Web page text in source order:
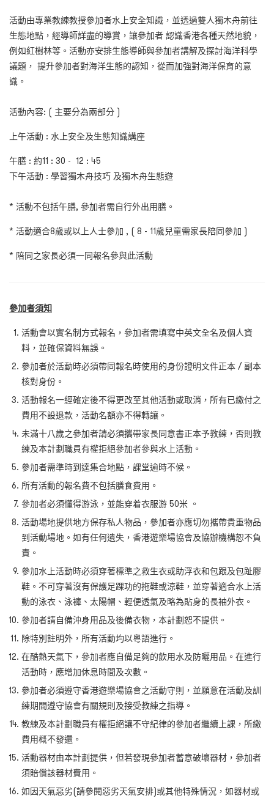
活動由專業教練教授參加者水上安全知識，並透過雙人獨木舟前往
生態地點，經導師詳盡的導賞，讓參加者 認識香港各種天然地貌，
例如紅樹林等。活動亦安排生態導師與參加者講解及探討海洋科學
議題， 提升參加者對海洋生態的認知，從而加強對海洋保育的意
識。
活動內容: ( 主要分為兩部分 )
上午活動 : 水上安全及生態知識講座
午膳 : 約11 : 30 - 12 : 45
下午活動 : 學習獨木舟技巧 及獨木舟生態遊
* 活動不包括午膳, 參加者需自行外出用膳。
* 活動適合8歲或以上人士參加 , ( 8 - 11歲兒童需家長陪同參加 )
* 陪同之家長必須一同報名參與此活動
參加者須知
活動會以實名制方式報名，參加者需填寫中英文全名及個人資
料，並確保資料無誤。
參加者於活動時必須帶同報名時使用的身份證明文件正本 / 副本
核對身份。
活動報名一經確定後不得更改至其他活動或取消，所有已繳付之
費用不設退款，活動名額亦不得轉讓。
未滿十八歲之參加者請必須攜帶家長同意書正本予教練，否則教
練及本計劃職員有權拒絕參加者參與水上活動。
參加者需準時到達集合地點，課堂逾時不候。
所有活動的報名費不包括膳食費用。
參加者必須懂得游泳，並能穿着衣服游 50米 。
活動場地提供地方保存私人物品，參加者亦應切勿攜帶貴重物品
到活動場地。如有任何遺失，香港遊樂場協會及協辦機構恕不負
責。
參加水上活動時必須穿著標準之救生衣或助浮衣和包跟及包趾膠
鞋。不可穿著沒有保護足踝功的拖鞋或涼鞋，並穿著適合水上活
動的泳衣、泳褲、太陽帽、輕便透氣及略為貼身的長袖外衣。
參加者請自備沖身用品及後備衣物，本計劃恕不提供。
除特別註明外，所有活動均以粵語進行。
在酷熱天氣下，參加者應自備足夠的飲用水及防曬用品。在進行
活動時，應增加休息時間及次數。
參加者必須遵守香港遊樂場協會之活動守則，並願意在活動及訓
練期間遵守協會有關規則及接受教練之指導。
教練及本計劃職員有權拒絕讓不守紀律的參加者繼續上課，所繳
費用概不發還。
活動器材由本計劃提供，但若發現參加者蓄意破壞器材，參加者
須賠償該器材費用。
如因天氣惡劣(請參閱惡劣天氣安排)或其他特殊情況，如器材或